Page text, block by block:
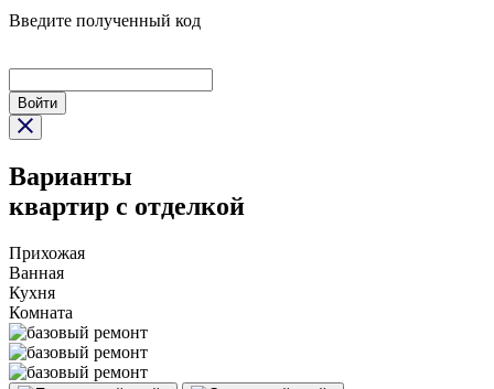
Введите полученный код
Войти
Варианты
квартир с отделкой
Прихожая
Ванная
Кухня
Комната